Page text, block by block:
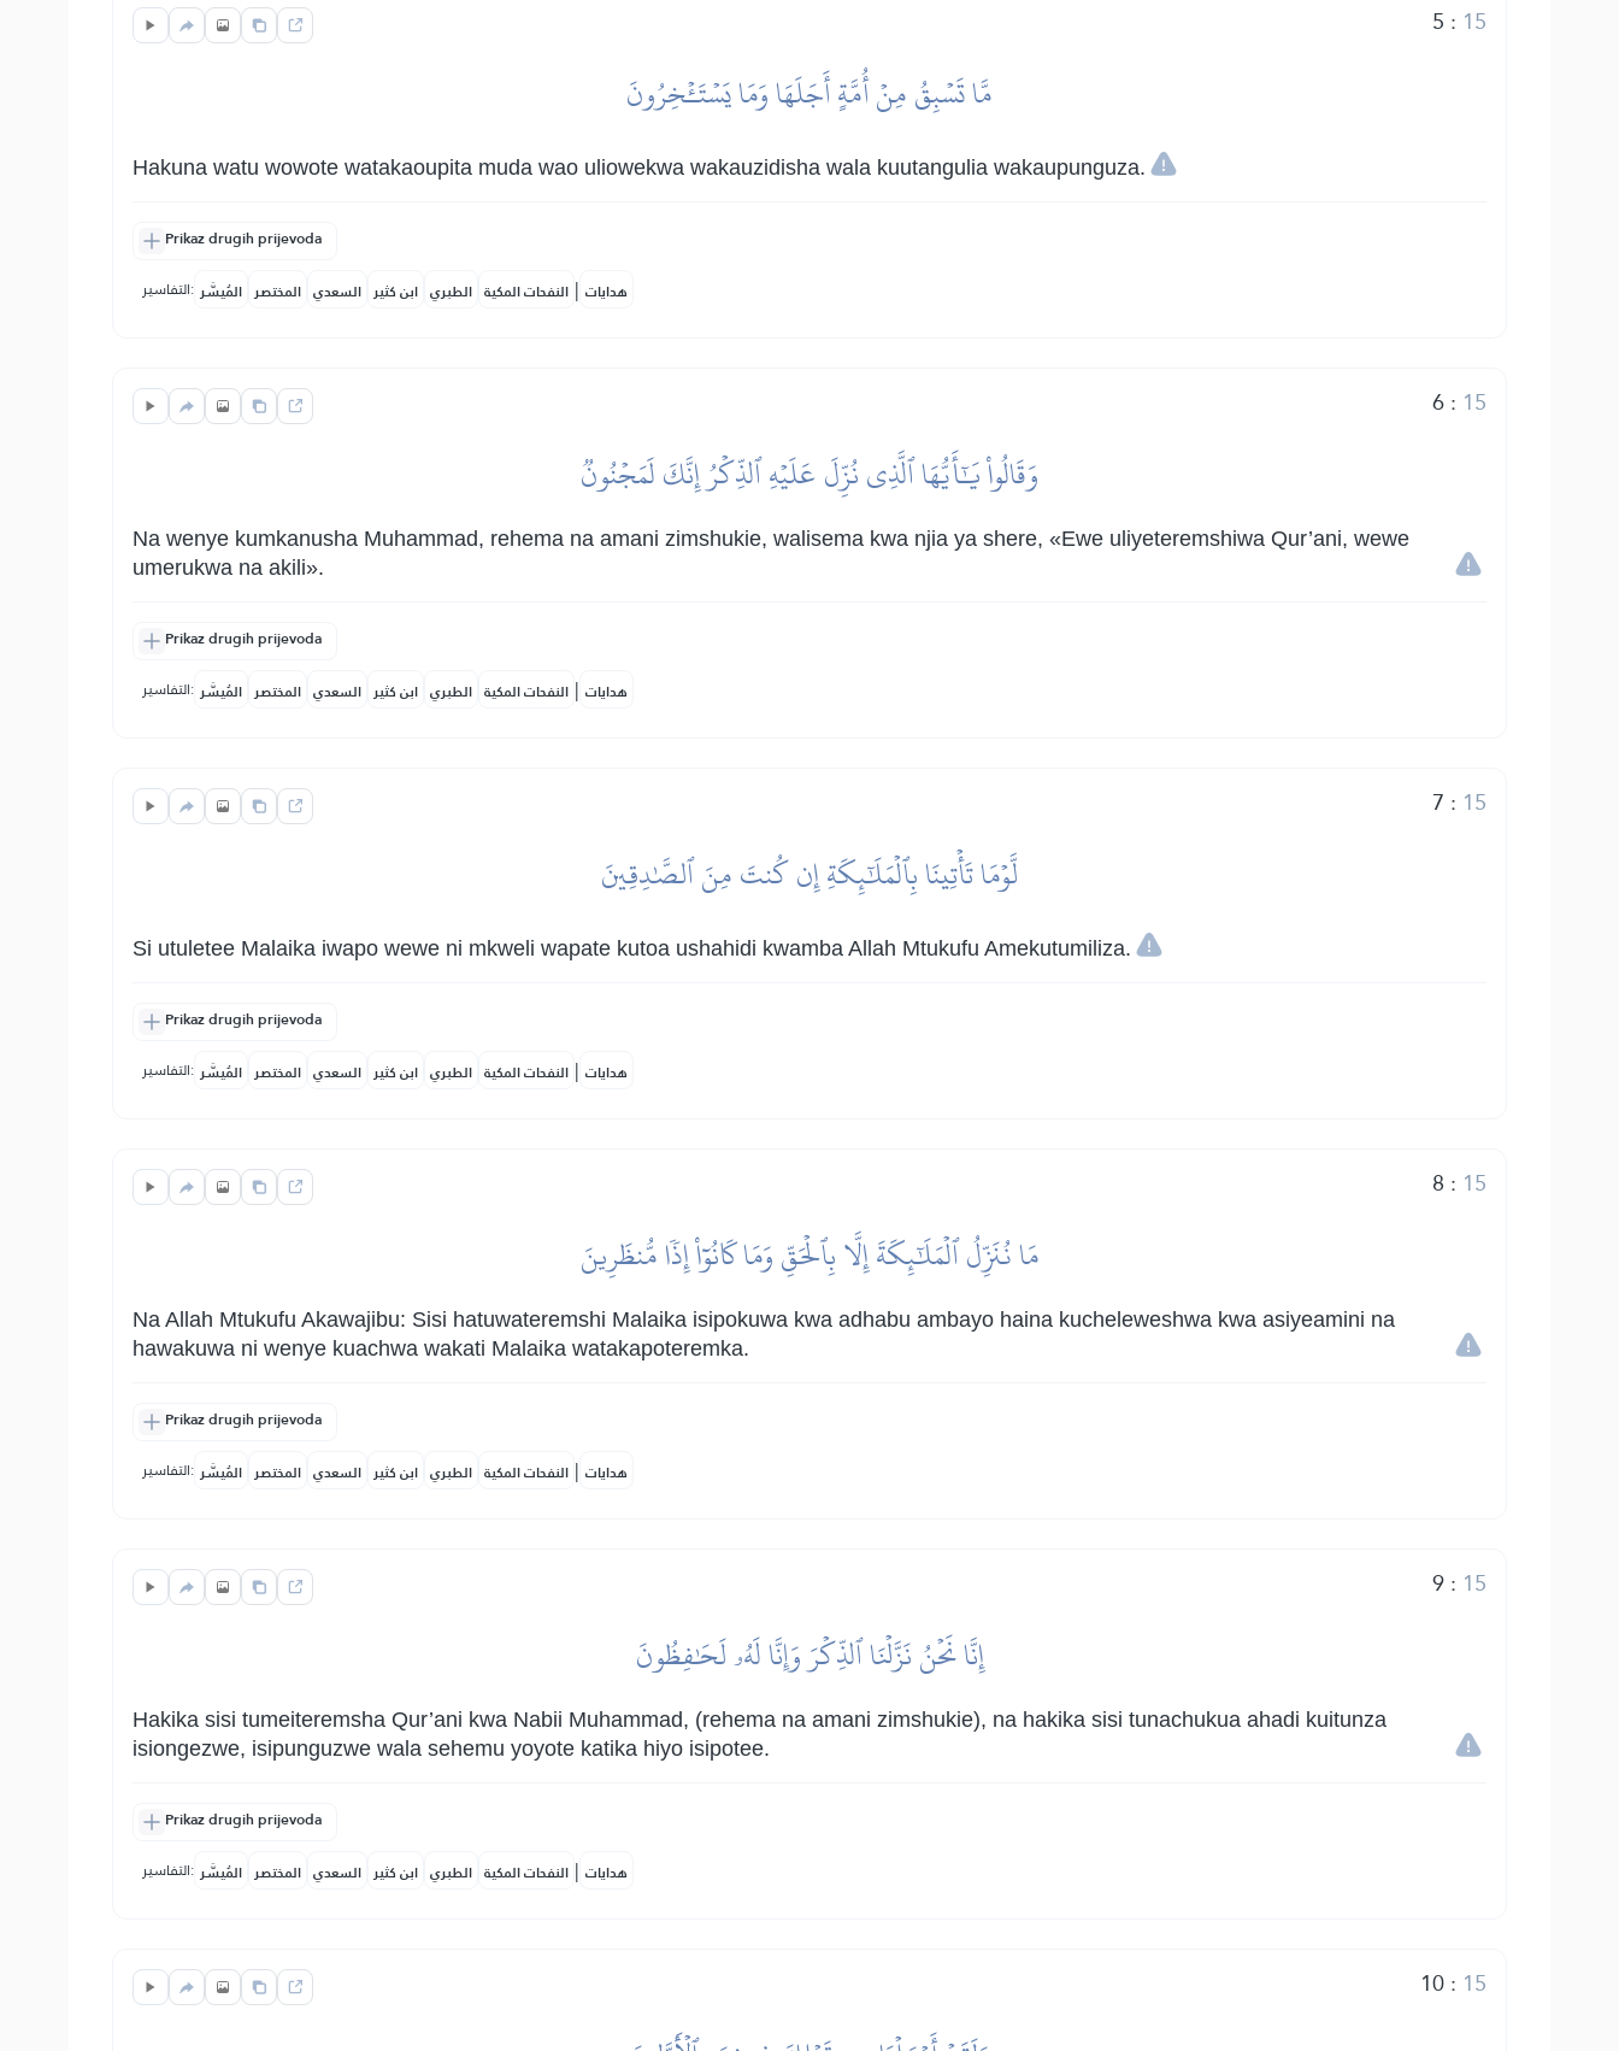
5 : 15
مَّا تَسۡبِقُ مِنۡ أُمَّةٍ أَجَلَهَا وَمَا يَسۡتَـٔۡخِرُونَ
Hakuna watu wowote watakaoupita muda wao uliowekwa wakauzidisha wala kuutangulia wakaupunguza.
Prikaz drugih prijevoda
التفاسير: المُيسَّر المختصر السعدي ابن كثير الطبري النفحات المكية | هدايات
6: 15
وَقَالُواْ يَٰٓأَيُّهَا ٱلَّذِي نُزِّلَ عَلَيۡهِ ٱلذِّكۡرُ إِنَّكَ لَمَجۡنُونٞ
Na wenye kumkanusha Muhammad, rehema na amani zimshukie, walisema kwa njia ya shere, «Ewe uliyeteremshiwa Qur’ani, wewe
umerukwa na akili».
Prikaz drugih prijevoda
التفاسير: المُيسَّر المختصر السعدي ابن كثير الطبري النفحات المكية | هدايات
7 : 15
لَّوۡمَا تَأۡتِينَا بِٱلۡمَلَٰٓئِكَةِ إِن كُنتَ مِنَ ٱلصَّٰدِقِينَ
Si utuletee Malaika iwapo wewe ni mkweli wapate kutoa ushahidi kwamba Allah Mtukufu Amekutumiliza.
Prikaz drugih prijevoda
التفاسير: المُيسَّر المختصر السعدي ابن كثير الطبري النفحات المكية | هدايات
8 : 15
مَا نُنَزِّلُ ٱلۡمَلَٰٓئِكَةَ إِلَّا بِٱلۡحَقِّ وَمَا كَانُوٓاْ إِذٗا مُّنظَرِينَ
Na Allah Mtukufu Akawajibu: Sisi hatuwateremshi Malaika isipokuwa kwa adhabu ambayo haina kucheleweshwa kwa asiyeamini na
hawakuwa ni wenye kuachwa wakati Malaika watakapoteremka.
Prikaz drugih prijevoda
التفاسير: المُيسَّر المختصر السعدي ابن كثير الطبري النفحات المكية | هدايات
9: 15
إِنَّا نَحۡنُ نَزَّلۡنَا ٱلذِّكۡرَ وَإِنَّا لَهُۥ لَحَٰفِظُونَ
Hakika sisi tumeiteremsha Qur’ani kwa Nabii Muhammad, (rehema na amani zimshukie), na hakika sisi tunachukua ahadi kuitunza
isiongezwe, isipunguzwe wala sehemu yoyote katika hiyo isipotee.
Prikaz drugih prijevoda
التفاسير: المُيسَّر المختصر السعدي ابن كثير الطبري النفحات المكية | هدايات
10: 15